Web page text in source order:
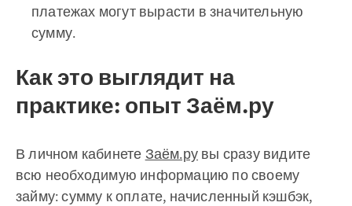
платежах могут вырасти в значительную
сумму.
Как это выглядит на
практике: опыт Заём.ру
В личном кабинете Заём.ру вы сразу видите
всю необходимую информацию по своему
займу: сумму к оплате, начисленный кэшбэк,